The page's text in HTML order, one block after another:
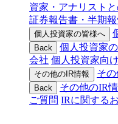
資家・アナリスト
証券報告書・半期
個人投資家の皆様へ
Back 個人投資家
会社 個人投資家向
その他のIR情報 そ
Back その他のIR
ご質問 IRに関する